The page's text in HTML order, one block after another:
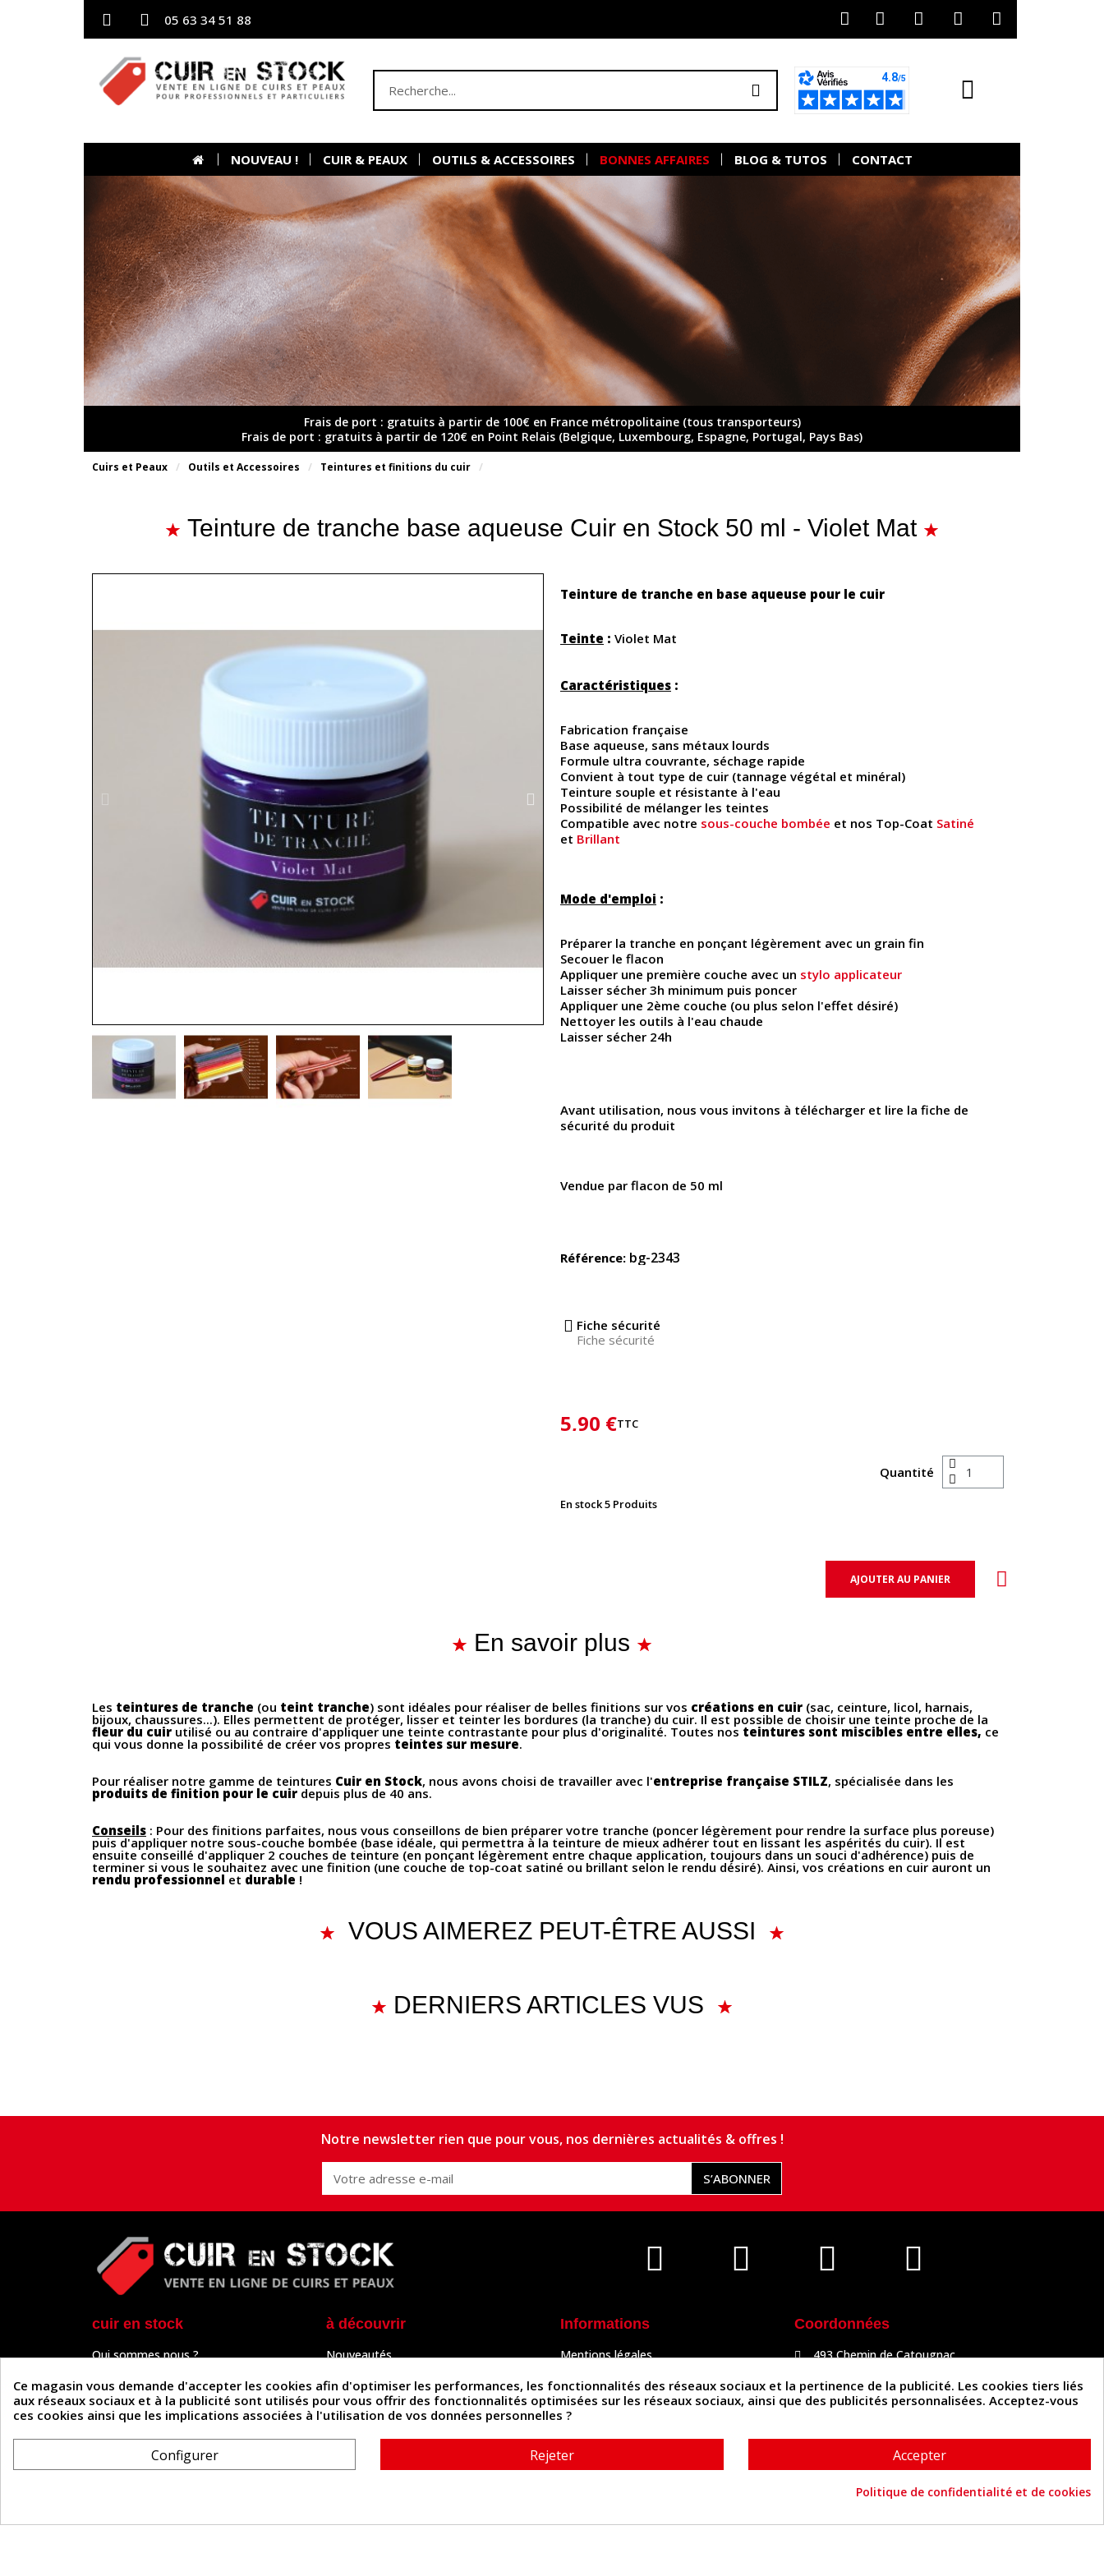
05 63 34 51 88
NOUVEAU ! CUIR & PEAUX OUTILS & ACCESSOIRES BONNES AFFAIRES BLOG & TUTOS CONTACT
Frais de port : gratuits à partir de 100€ en France métropolitaine (tous transporteurs)
Frais de port : gratuits à partir de 120€ en Point Relais (Belgique, Luxembourg, Espagne, Portugal, Pays Bas)
Cuirs et Peaux Outils et Accessoires Teintures et finitions du cuir
Teinture de tranche base aqueuse Cuir en Stock 50 ml - Violet Mat
Teinture de tranche en base aqueuse pour le cuir
Teinte : Violet Mat
Caractéristiques :
Fabrication française
Base aqueuse, sans métaux lourds
Formule ultra couvrante, séchage rapide
Convient à tout type de cuir (tannage végétal et minéral)
Teinture souple et résistante à l'eau
Possibilité de mélanger les teintes
Compatible avec notre sous-couche bombée et nos Top-Coat Satiné
et Brillant
Mode d'emploi :
Préparer la tranche en ponçant légèrement avec un grain fin
Secouer le flacon
Appliquer une première couche avec un stylo applicateur
Laisser sécher 3h minimum puis poncer
Appliquer une 2ème couche (ou plus selon l'effet désiré)
Nettoyer les outils à l'eau chaude
Laisser sécher 24h
Avant utilisation, nous vous invitons à télécharger et lire la fiche de
sécurité du produit
Vendue par flacon de 50 ml
Référence bg-2343
Fiche sécurité
Fiche sécurité
5,90 €TTC
Quantité
En stock5 Produits
AJOUTER AU PANIER
En savoir plus
Les teintures de tranche (ou teint tranche) sont idéales pour réaliser de belles finitions sur vos créations en cuir (sac, ceinture, licol, harnais,
bijoux, chaussures...). Elles permettent de protéger, lisser et teinter les bordures (la tranche) du cuir. Il est possible de choisir une teinte proche de la
fleur du cuir utilisé ou au contraire d'appliquer une teinte contrastante pour plus d'originalité. Toutes nos teintures sont miscibles entre elles, ce
qui vous donne la possibilité de créer vos propres teintes sur mesure.
Pour réaliser notre gamme de teintures Cuir en Stock, nous avons choisi de travailler avec l'entreprise française STILZ, spécialisée dans les
produits de finition pour le cuir depuis plus de 40 ans.
Conseils : Pour des finitions parfaites, nous vous conseillons de bien préparer votre tranche (poncer légèrement pour rendre la surface plus poreuse)
puis d'appliquer notre sous-couche bombée (base idéale, qui permettra à la teinture de mieux adhérer tout en lissant les aspérités du cuir). Il est
ensuite conseillé d'appliquer 2 couches de teinture (en ponçant légèrement entre chaque application, toujours dans un souci d'adhérence) puis de
terminer si vous le souhaitez avec une finition (une couche de top-coat satiné ou brillant selon le rendu désiré). Ainsi, vos créations en cuir auront un
rendu professionnel et durable !
VOUS AIMEREZ PEUT-ÊTRE AUSSI
DERNIERS ARTICLES VUS
Notre newsletter rien que pour vous, nos dernières actualités & offres !
S’ABONNER
cuir en stock
Qui sommes nous ?
Paiement sécurisé
Un problème de connexion ?
Frais de livraison
Formulaire de rétractation
à découvrir
Nouveautés
Outils & Accessoires
Tutos
Actualités
Informations
Mentions légales
Politique de confidentialité
Politique des cookies
Contactez-nous
Coordonnées
493 Chemin de Catougnac
05 63 34 51 88
contact@cuirenstock.com
Ce magasin vous demande d'accepter les cookies afin d'optimiser les performances, les fonctionnalités des réseaux sociaux et la pertinence de la publicité. Les cookies tiers liés
aux réseaux sociaux et à la publicité sont utilisés pour vous offrir des fonctionnalités optimisées sur les réseaux sociaux, ainsi que des publicités personnalisées. Acceptez-vous
ces cookies ainsi que les implications associées à l'utilisation de vos données personnelles ?
Configurer Rejeter Accepter
Politique de confidentialité et de cookies